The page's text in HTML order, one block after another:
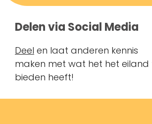
Delen via Social Media
Deel en laat anderen kennis
maken met wat het het eiland
bieden heeft!